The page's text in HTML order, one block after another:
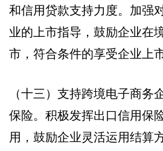
和信用贷款支持力度。加强
业的上市指导，鼓励企业在
市，符合条件的享受企业上
（十三）支持跨境电子商务
保险。积极发挥出口信用保
用，鼓励企业灵活运用结算